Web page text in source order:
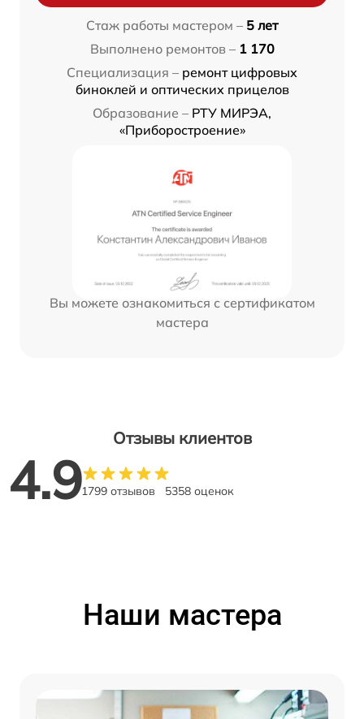
Стаж работы мастером – 5 лет
Выполнено ремонтов – 1 170
Специализация – ремонт цифровых
биноклей и оптических прицелов
Образование – РТУ МИРЭА,
«Приборостроение»
Вы можете ознакомиться с сертификатом
мастера
Отзывы клиентов
4.91799 отзывов 5358 оценок
Наши мастера